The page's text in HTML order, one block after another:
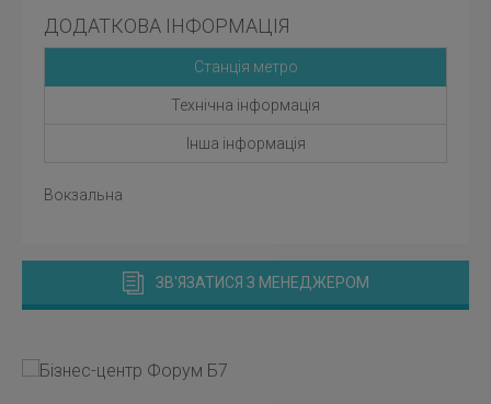
ДОДАТКОВА ІНФОРМАЦІЯ
Станція метро
Технічна інформація
Інша інформація
Вокзальна
ЗВ'ЯЗАТИСЯ З МЕНЕДЖЕРОМ